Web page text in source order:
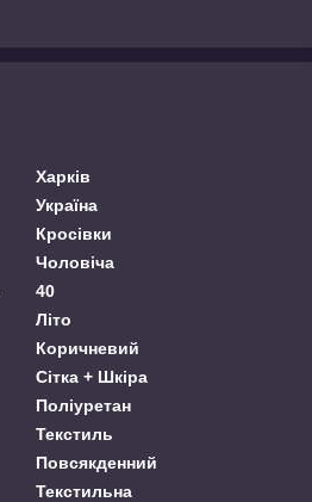
Харків
Україна
Кросівки
Чоловіча
40
Літо
Коричневий
Сітка + Шкіра
Поліуретан
Текстиль
Повсякденний
Текстильна